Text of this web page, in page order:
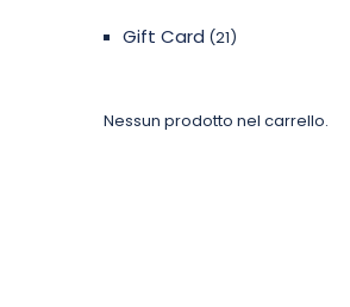
Gift Card (21)
Nessun prodotto nel carrello.